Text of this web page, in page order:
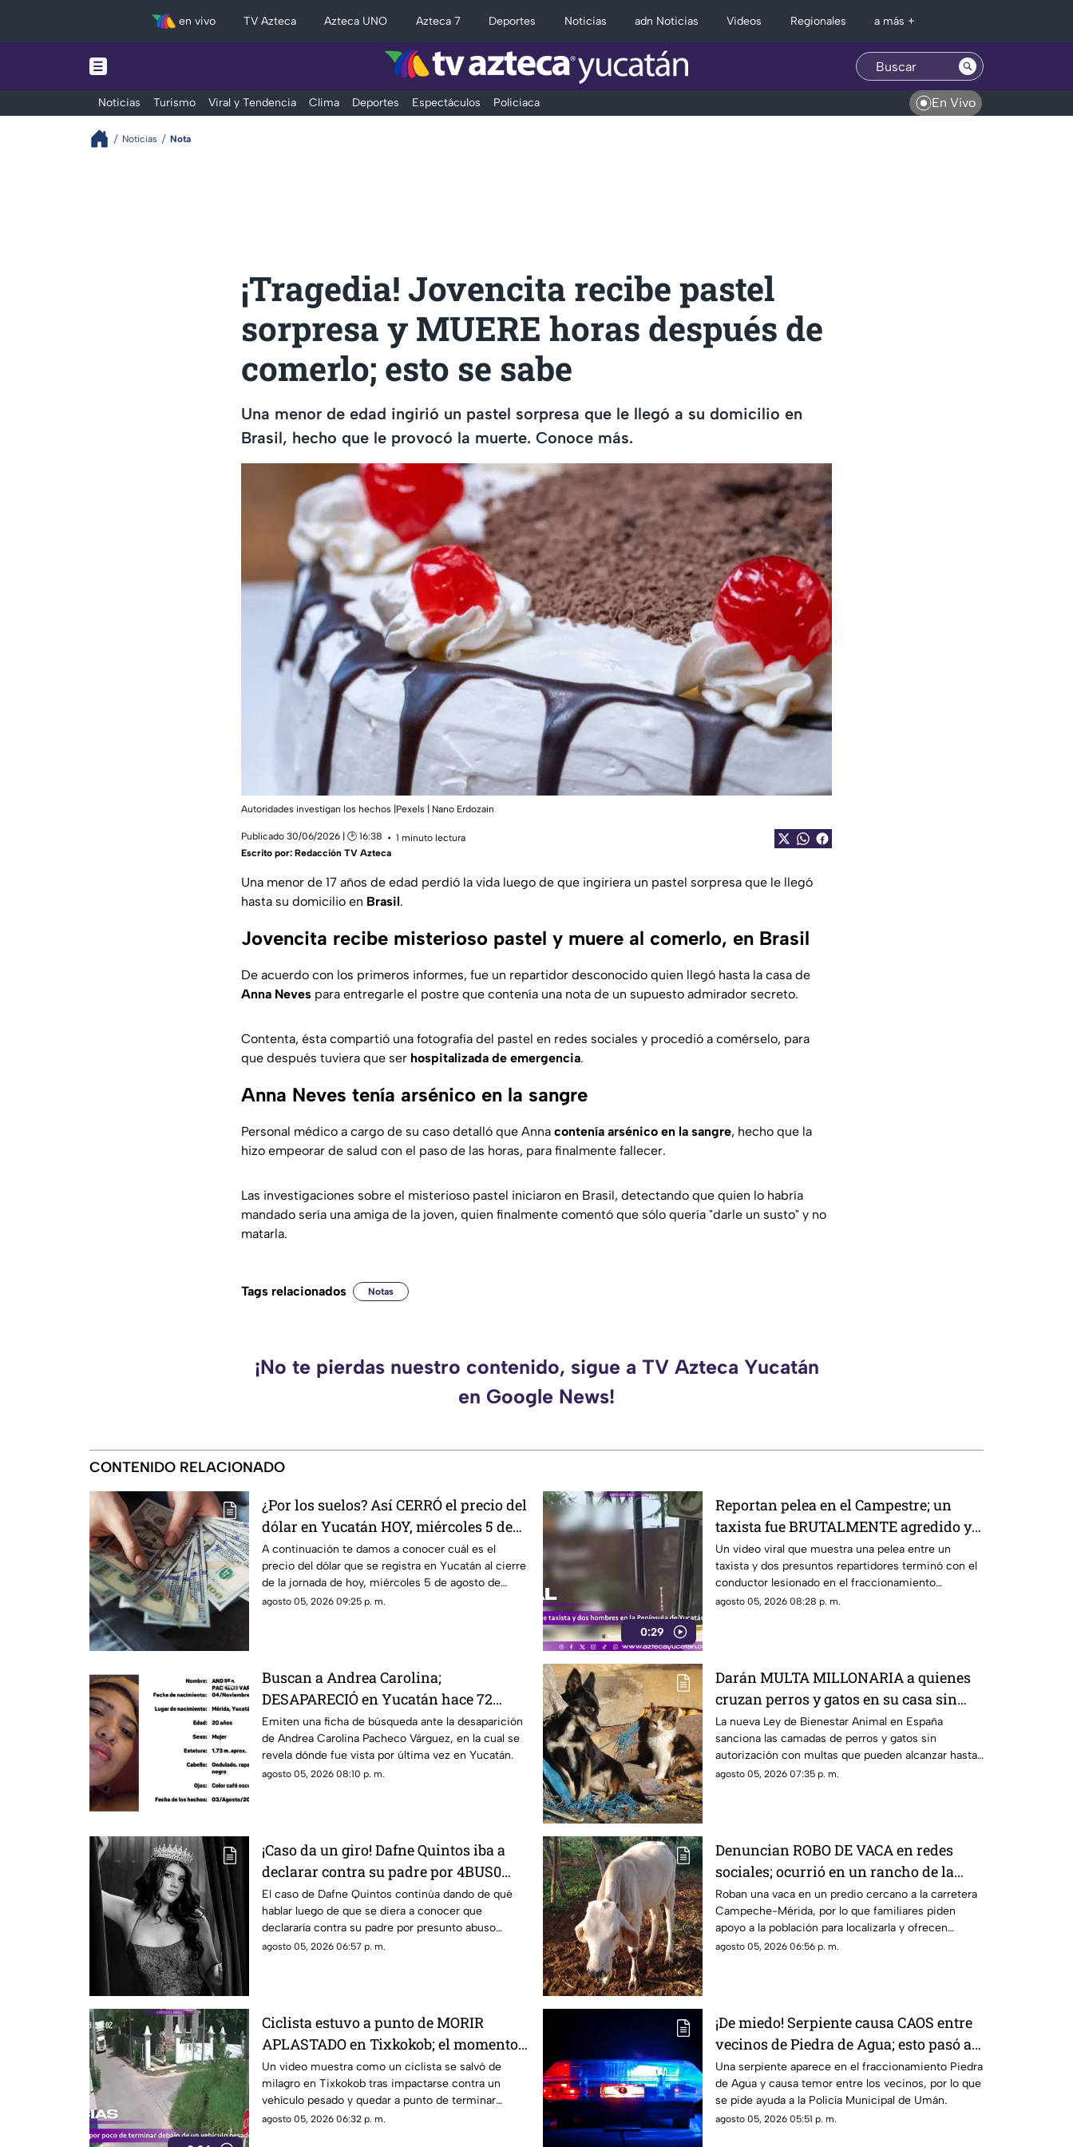
en vivo TV Azteca Azteca UNO Azteca 7 Deportes Noticias adn Noticias Videos Regionales a más +
Noticias Turismo Viral y Tendencia Clima Deportes Espectáculos Policiaca En Vivo
Noticias Nota
¡Tragedia! Jovencita recibe pastel
sorpresa y MUERE horas después de
comerlo; esto se sabe
Una menor de edad ingirió un pastel sorpresa que le llegó a su domicilio en
Brasil, hecho que le provocó la muerte. Conoce más.
Autoridades investigan los hechos |Pexels | Nano Erdozain
Publicado 30/06/2026 | 🕑 16:38
1 minuto lectura
Escrito por: Redacción TV Azteca
Una menor de 17 años de edad perdió la vida luego de que ingiriera un pastel sorpresa que le llegó
hasta su domicilio en Brasil.
Jovencita recibe misterioso pastel y muere al comerlo, en Brasil
De acuerdo con los primeros informes, fue un repartidor desconocido quien llegó hasta la casa de
Anna Neves para entregarle el postre que contenía una nota de un supuesto admirador secreto.
Contenta, ésta compartió una fotografía del pastel en redes sociales y procedió a comérselo, para
que después tuviera que ser hospitalizada de emergencia.
Anna Neves tenía arsénico en la sangre
Personal médico a cargo de su caso detalló que Anna contenía arsénico en la sangre, hecho que la
hizo empeorar de salud con el paso de las horas, para finalmente fallecer.
Las investigaciones sobre el misterioso pastel iniciaron en Brasil, detectando que quien lo habría
mandado sería una amiga de la joven, quien finalmente comentó que sólo quería "darle un susto" y no
matarla.
Tags relacionados Notas
¡No te pierdas nuestro contenido, sigue a TV Azteca Yucatán
en Google News!
CONTENIDO RELACIONADO
¿Por los suelos? Así CERRÓ el precio del
dólar en Yucatán HOY, miércoles 5 de
agosto de 2026
A continuación te damos a conocer cuál es el
precio del dólar que se registra en Yucatán al cierre
de la jornada de hoy, miércoles 5 de agosto de
2026. Ándale
agosto 05, 2026 09:25 p. m.
0:29
Reportan pelea en el Campestre; un
taxista fue BRUTALMENTE agredido y
todo quedó grabado
Un video viral que muestra una pelea entre un
taxista y dos presuntos repartidores terminó con el
conductor lesionado en el fraccionamiento
Campestre.
agosto 05, 2026 08:28 p. m.
Buscan a Andrea Carolina;
DESAPARECIÓ en Yucatán hace 72
horas y esto se sabe
Emiten una ficha de búsqueda ante la desaparición
de Andrea Carolina Pacheco Várguez, en la cual se
revela dónde fue vista por última vez en Yucatán.
agosto 05, 2026 08:10 p. m.
Darán MULTA MILLONARIA a quienes
cruzan perros y gatos en su casa sin
autorización; esto se sabe
La nueva Ley de Bienestar Animal en España
sanciona las camadas de perros y gatos sin
autorización con multas que pueden alcanzar hasta
200 mil euros.
agosto 05, 2026 07:35 p. m.
¡Caso da un giro! Dafne Quintos iba a
declarar contra su padre por 4BUS0
S3XU4L días antes de su MUERTE
El caso de Dafne Quintos continúa dando de qué
hablar luego de que se diera a conocer que
declararía contra su padre por presunto abuso
sexual. Conoce más.
agosto 05, 2026 06:57 p. m.
Denuncian ROBO DE VACA en redes
sociales; ocurrió en un rancho de la
carretera Campeche-Mérida
Roban una vaca en un predio cercano a la carretera
Campeche-Mérida, por lo que familiares piden
apoyo a la población para localizarla y ofrecen
recompensa.
agosto 05, 2026 06:56 p. m.
Ciclista estuvo a punto de MORIR
APLASTADO en Tixkokob; el momento
quedó GRABADO en video
Un video muestra como un ciclista se salvó de
milagro en Tixkokob tras impactarse contra un
vehículo pesado y quedar a punto de terminar
debajo de la unidad.
agosto 05, 2026 06:32 p. m.
¡De miedo! Serpiente causa CAOS entre
vecinos de Piedra de Agua; esto pasó al
final
Una serpiente aparece en el fraccionamiento Piedra
de Agua y causa temor entre los vecinos, por lo que
se pide ayuda a la Policía Municipal de Umán.
agosto 05, 2026 05:51 p. m.